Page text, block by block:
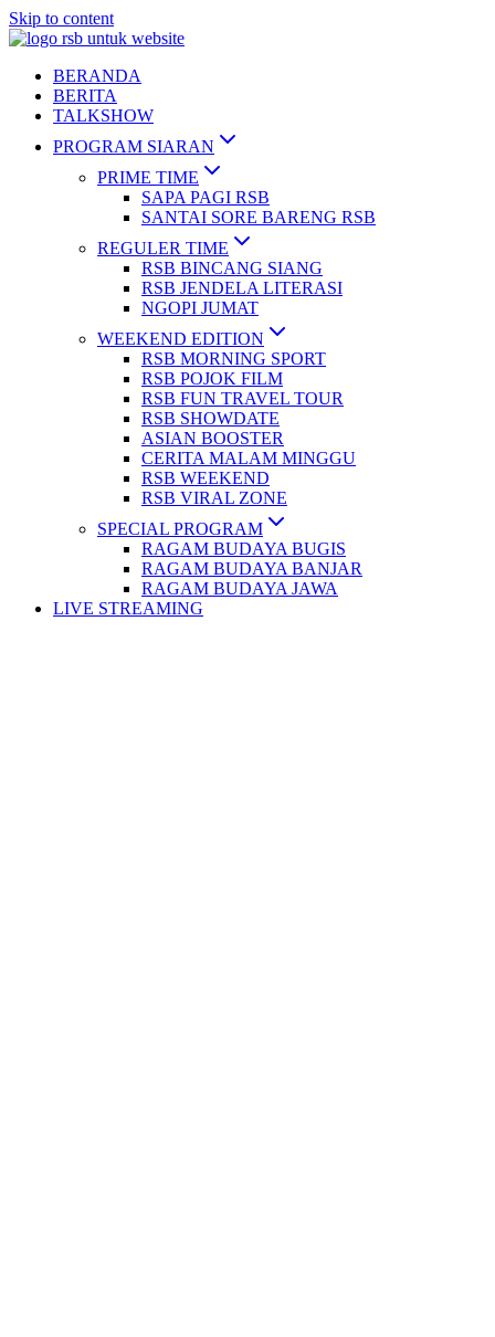
Skip to content
BERANDA
BERITA
TALKSHOW
PROGRAM SIARAN
PRIME TIME
SAPA PAGI RSB
SANTAI SORE BARENG RSB
REGULER TIME
RSB BINCANG SIANG
RSB JENDELA LITERASI
NGOPI JUMAT
WEEKEND EDITION
RSB MORNING SPORT
RSB POJOK FILM
RSB FUN TRAVEL TOUR
RSB SHOWDATE
ASIAN BOOSTER
CERITA MALAM MINGGU
RSB WEEKEND
RSB VIRAL ZONE
SPECIAL PROGRAM
RAGAM BUDAYA BUGIS
RAGAM BUDAYA BANJAR
RAGAM BUDAYA JAWA
LIVE STREAMING